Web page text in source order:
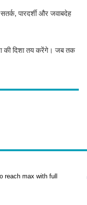
पारदर्शी और जवाबदेह
की दिशा तय करेंगे। जब तक
reach max with full